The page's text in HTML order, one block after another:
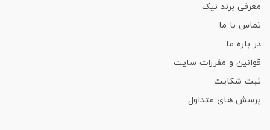
معرفی برند نیک
تماس با ما
در باره ما
قوانین و مقررات سایت
ثبت شکایت
پرسش های متداول